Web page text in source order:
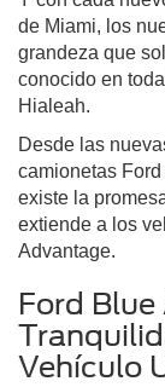
de Miami, los
grandeza que
conocido en
Hialeah.
Desde las
camionetas
existe la
extiende a los
Advantage.
Ford
Vehículo